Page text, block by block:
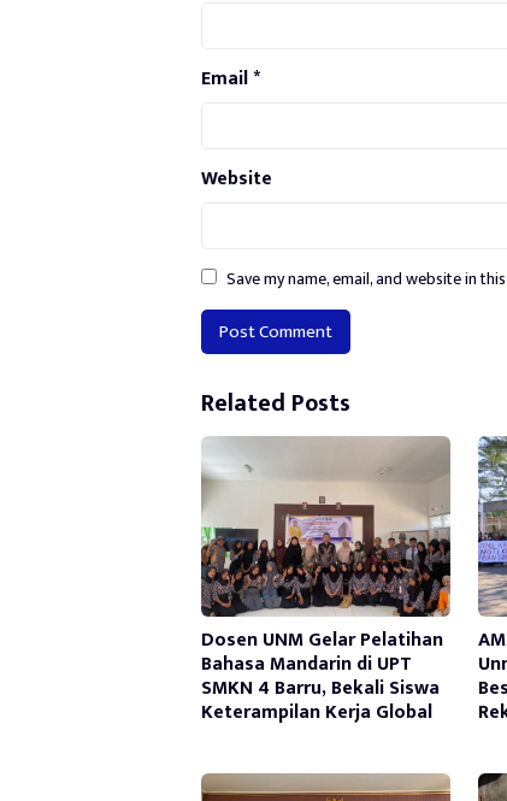
Email*
Website
Save my name, email, and website in
Alternative:
Related Posts
Dosen UNM Gelar Pelatihan
Bahasa Mandarin di UPT
SMKN 4 Barru, Bekali Siswa
Keterampilan Kerja Global